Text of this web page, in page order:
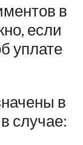
в
если
уплате
в
случае: